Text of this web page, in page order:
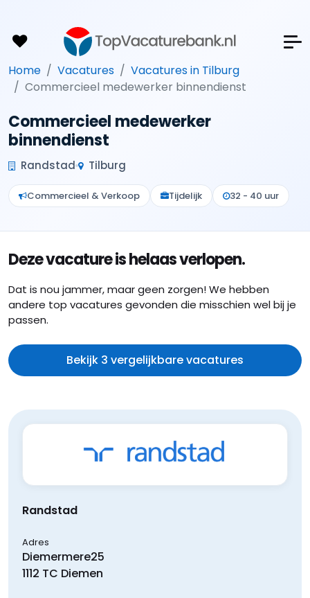
Home Vacatures
Vacatures in Tilburg
Commercieel medewerker binnendienst
Commercieel medewerker
binnendienst
Randstad Tilburg
Commercieel & Verkoop Tijdelijk 32 - 40 uur
Deze vacature is helaas verlopen.
Dat is nou jammer, maar geen zorgen! We hebben
andere top vacatures gevonden die misschien wel bij je
passen.
Bekijk 3 vergelijkbare vacatures
Randstad
Adres
Diemermere25
1112 TC Diemen